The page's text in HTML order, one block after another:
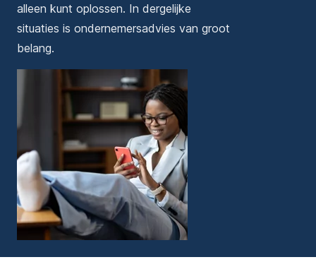
alleen kunt oplossen. In dergelijke
situaties is ondernemersadvies van groot
belang.